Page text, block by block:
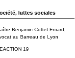
luttes sociales
Benjamin Cottet Emard,
au Barreau de Lyon
19